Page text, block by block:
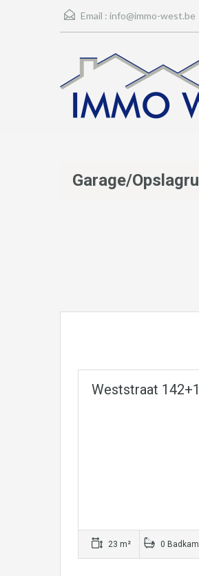
Email : info@immo-west.be
Garage/
Weststraat 142+1
23 m² 0